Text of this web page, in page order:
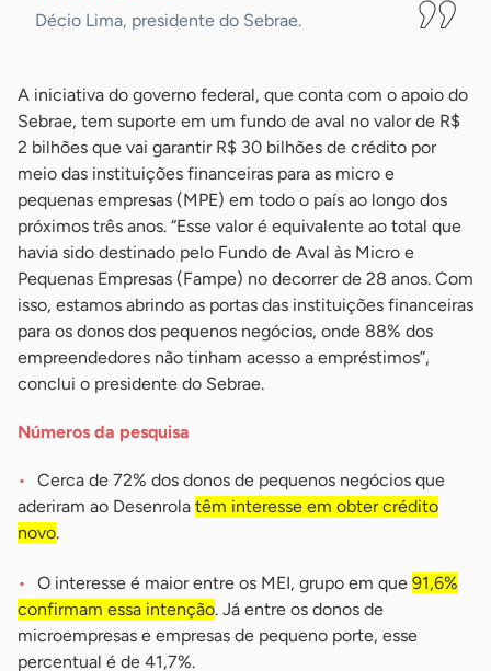
Décio Lima, presidente do Sebrae.
A iniciativa do governo federal, que conta com o apoio do
Sebrae, tem suporte em um fundo de aval no valor de R$
2 bilhões que vai garantir R$ 30 bilhões de crédito por
meio das instituições financeiras para as micro e
pequenas empresas (MPE) em todo o país ao longo dos
próximos três anos. “Esse valor é equivalente ao total que
havia sido destinado pelo Fundo de Aval às Micro e
Pequenas Empresas (Fampe) no decorrer de 28 anos. Com
isso, estamos abrindo as portas das instituições financeiras
para os donos dos pequenos negócios, onde 88% dos
empreendedores não tinham acesso a empréstimos”,
conclui o presidente do Sebrae.
Números da pesquisa
Cerca de 72% dos donos de pequenos negócios que
aderiram ao Desenrola têm interesse em obter crédito
novo.
O interesse é maior entre os MEI, grupo em que 91,6%
confirmam essa intenção. Já entre os donos de
microempresas e empresas de pequeno porte, esse
percentual é de 41,7%.